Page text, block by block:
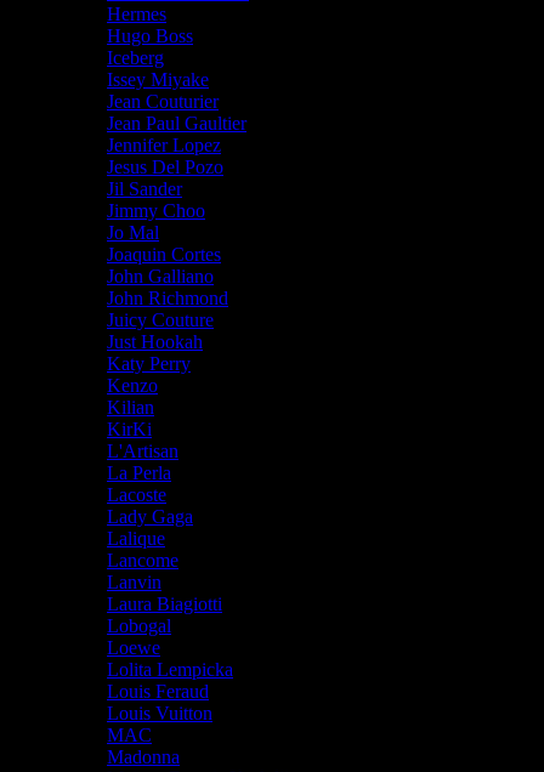
Hermes
Hugo Boss
Iceberg
Issey Miyake
Jean Couturier
Jean Paul Gaultier
Jennifer Lopez
Jesus Del Pozo
Jil Sander
Jimmy Choo
Jo Mal
Joaquin Cortes
John Galliano
John Richmond
Juicy Couture
Just Hookah
Katy Perry
Kenzo
Kilian
KirKi
L'Artisan
La Perla
Lacoste
Lady Gaga
Lalique
Lancome
Lanvin
Laura Biagiotti
Lobogal
Loewe
Lolita Lempicka
Louis Feraud
Louis Vuitton
MAC
Madonna